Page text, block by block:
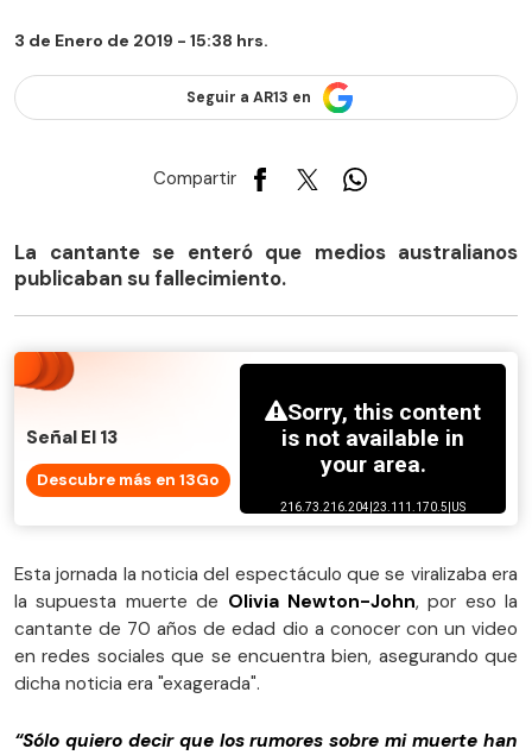
3 de Enero de 2019 - 15:38 hrs.
Seguir a AR13 en
Compartir
La cantante se enteró que medios australianos
publicaban su fallecimiento.
Señal El 13
Descubre más en 13Go
Esta jornada la noticia del espectáculo que se viralizaba era
la supuesta muerte de Olivia Newton-John, por eso la
cantante de 70 años de edad dio a conocer con un video
en redes sociales que se encuentra bien, asegurando que
dicha noticia era "exagerada".
“Sólo quiero decir que los rumores sobre mi muerte han